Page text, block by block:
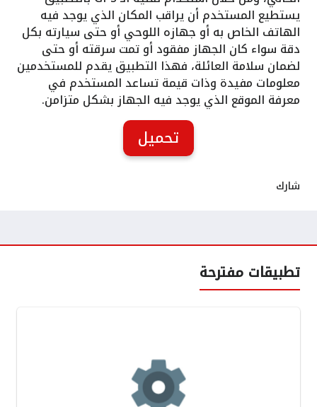
يستطيع المستخدم أن يراقب المكان الذي يوجد فيه
الهاتف الخاص به أو جهازه اللوحي أو حتى سيارته بكل
دقة سواء كان الجهاز مفقود أو تمت سرقته أو حتى
لضمان سلامة العائلة، فهذا التطبيق يقدم للمستخدمين
معلومات مفيدة وذات قيمة تساعد المستخدم في
معرفة الموقع الذي يوجد فيه الجهاز بشكل متزامن.
تحميل
شارك
تطبيقات مفترحة